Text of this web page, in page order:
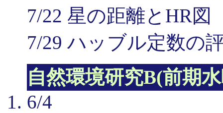
7/22 星の距離とHR図
7/29 ハッブル定数の
自然環境研究B(前期
6/4